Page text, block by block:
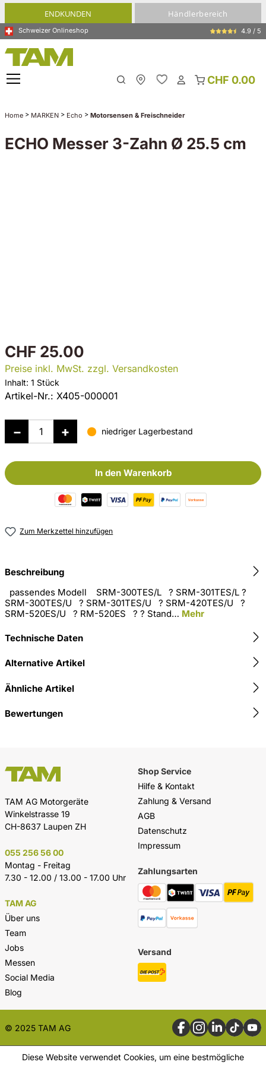
springenENDKUNDEN Händlerbereich
Schweizer Onlineshop 4.9 / 5
CHF 0.00
Home > MARKEN > Echo > Motorsensen & Freischneider
ECHO Messer 3-Zahn Ø 25.5 cm
CHF 25.00
Preise inkl. MwSt. zzgl. Versandkosten
Inhalt: 1 Stück
Artikel-Nr.: X405-000001
niedriger Lagerbestand
In den Warenkorb
Zum Merkzettel hinzufügen
Beschreibung
passendes Modell SRM-300TES/L ? SRM-301TES/L ?
SRM-300TES/U ? SRM-301TES/U ? SRM-420TES/U ?
SRM-520ES/U ? RM-520ES ? ? Stand… Mehr
Technische Daten
Alternative Artikel
Ähnliche Artikel
Bewertungen
TAM AG Motorgeräte
Winkelstrasse 19
CH-8637 Laupen ZH
055 256 56 00
Montag - Freitag
7.30 - 12.00 / 13.00 - 17.00 Uhr
TAM AG
Über uns
Team
Jobs
Messen
Social Media
Blog
Shop Service
Hilfe & Kontakt
Zahlung & Versand
AGB
Datenschutz
Impressum
Zahlungsarten
Versand
© 2025 TAM AG
Diese Website verwendet Cookies, um eine bestmögliche